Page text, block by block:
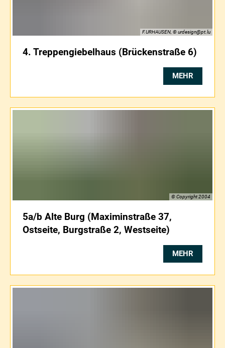
F.URHAUSEN, © urdesign@pt.lu
4. Treppengiebelhaus (Brückenstraße 6)
MEHR
© Copyright 2004
5a/b Alte Burg (Maximinstraße 37,
Ostseite, Burgstraße 2, Westseite)
MEHR